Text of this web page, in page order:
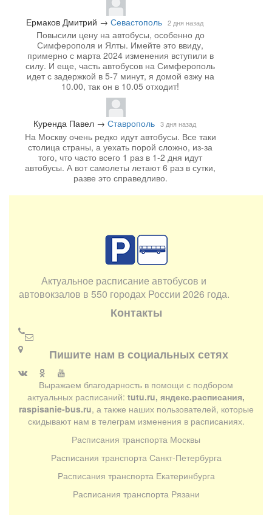
Ермаков Дмитрий → Севастополь 2 дня назад
Повысили цену на автобусы, особенно до
Симферополя и Ялты. Имейте это ввиду,
примерно с марта 2024 изменения вступили в
силу. И еще, часть автобусов на Симферополь
идет с задержкой в 5-7 минут, я домой езжу на
10.00, так он в 10.05 отходит!
Куренда Павел→ Ставрополь 3 дня назад
На Москву очень редко идут автобусы. Все таки
столица страны, а уехать порой сложно, из-за
того, что часто всего 1 раз в 1-2 дня идут
автобусы. А вот самолеты летают 6 раз в сутки,
разве это справедливо.
Актуальное расписание автобусов и
автовокзалов в 550 городах России 2026 года.
Контакты
Пишите нам в социальных сетях
Выражаем благодарность в помощи с подбором
актуальных расписаний: tutu.ru, яндекс.расписания,
raspisanie-bus.ru, а также наших пользователей, которые
скидывают нам в телеграм изменения в расписаниях.
Расписания транспорта Москвы
Расписания транспорта Санкт-Петербурга
Расписания транспорта Екатеринбурга
Расписания транспорта Рязани